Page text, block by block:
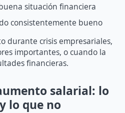
situación financiera
consistentemente bueno
durante crisis empresariales,
importantes, o cuando la
financieras.
salarial: lo
lo que no